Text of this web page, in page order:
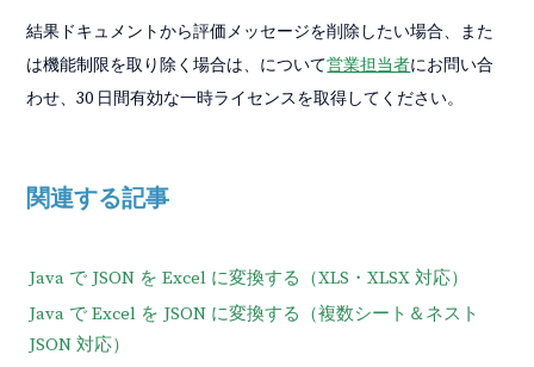
結果ドキュメントから評価メッセージを削除したい場合、また
は機能制限を取り除く場合は、について営業担当者にお問い合
わせ、30 日間有効な一時ライセンスを取得してください。
関連する記事
Java で JSON を Excel に変換する（XLS・XLSX 対応）
Java で Excel を JSON に変換する（複数シート＆ネスト
JSON 対応）